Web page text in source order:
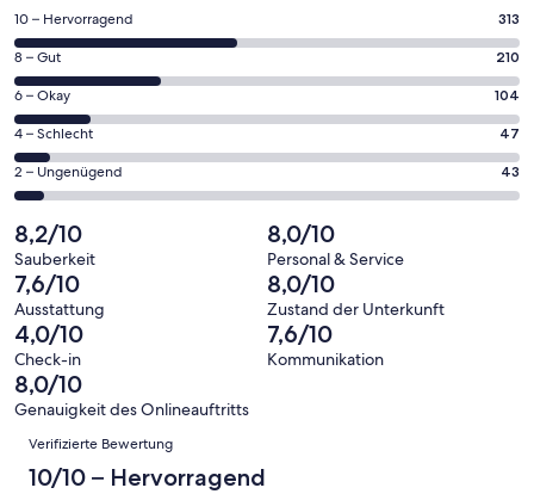
einem
neuen
Fenster
geöffnet
313
von
insgesamt
717
Gästebewertungen
haben
eine
Bewertung
von
10
-
Hervorragend
10 – Hervorragend 313
210
von
insgesamt
717
Gästebewertungen
haben
Bewertung
von
8
-
Gut
8 – Gut 210
104
von
insgesamt
717
Gästebewertungen
haben
eine
Bewertung
von
6
-
Okay
6 – Okay 104
47
von
insgesamt
Gästebewertungen
haben
eine
Bewertung
von
4
-
Schlecht
4 – Schlecht 47
43
von
insgesamt
717
Gästebewertungen
haben
eine
Bewertung
von
2
Ungenügend
2 – Ungenügend 43
8,2/10
Sauberkeit
8,0/10
Personal & Service
7,6/10
Ausstattung
8,0/10
Zustand der Unterkunft
4,0/10
Check-in
7,6/10
Kommunikation
8,0/10
Genauigkeit des Onlineauftritts
Bewertungen
Verifizierte Bewertung
10/10 – Hervorragend